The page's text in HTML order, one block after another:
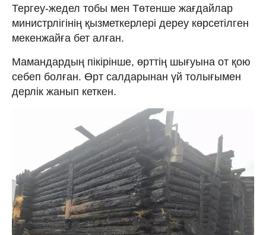
Тергеу-жедел тобы мен Төтенше жағдайлар
министрлігінің қызметкерлері дереу көрсетілген
мекенжайға бет алған.
Мамандардың пікірінше, өрттің шығуына от қою
себеп болған. Өрт салдарынан үй толығымен
дерлік жанып кеткен.